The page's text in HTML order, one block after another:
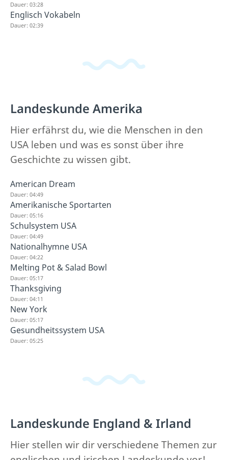
Dauer: 03:28
Englisch Vokabeln
Dauer: 02:39
Landeskunde Amerika
Hier erfährst du, wie die Menschen in den
USA leben und was es sonst über ihre
Geschichte zu wissen gibt.
American Dream
Dauer: 04:49
Amerikanische Sportarten
Dauer: 05:16
Schulsystem USA
Dauer: 04:49
Nationalhymne USA
Dauer: 04:22
Melting Pot & Salad Bowl
Dauer: 05:17
Thanksgiving
Dauer: 04:11
New York
Dauer: 05:17
Gesundheitssystem USA
Dauer: 05:25
Landeskunde England & Irland
Hier stellen wir dir verschiedene Themen zur